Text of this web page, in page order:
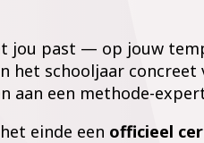
jou past — op jouw
het schooljaar concreet
aan een methode-
einde een officieel